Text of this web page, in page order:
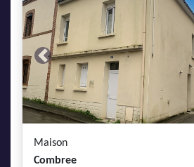
Previous
Maison
Combree